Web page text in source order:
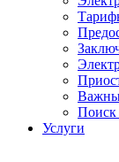
Поиск
Услуги